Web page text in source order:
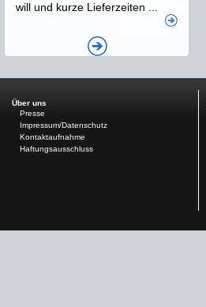
will und kurze Lieferzeiten ...
Über uns
Presse
Impressum/Datenschutz
Kontaktaufnahme
Haftungsausschluss